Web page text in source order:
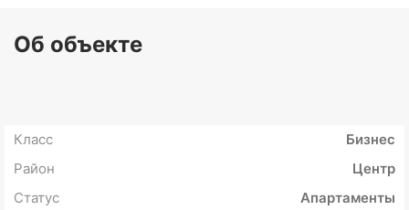
Об объекте
Класс
Бизнес
Район
Центр
Статус
Апартаменты